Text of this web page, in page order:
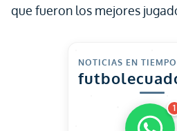
que fueron los mejores
NOTICIAS EN
1